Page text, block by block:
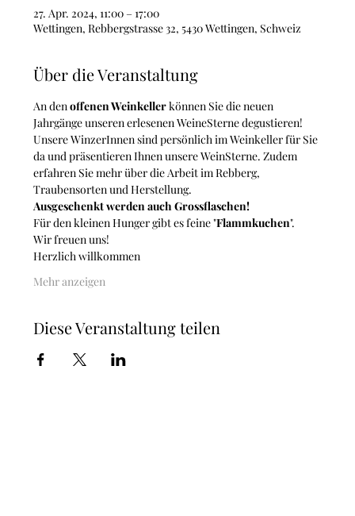
27. Apr. 2024, 11:00 – 17:00
Wettingen, Rebbergstrasse 32, 5430 Wettingen, Schweiz
Über die Veranstaltung
An den offenen Weinkeller können Sie die neuen
Jahrgänge unseren erlesenen WeineSterne degustieren!
Unsere WinzerInnen sind persönlich im Weinkeller für Sie
da und präsentieren Ihnen unsere WeinSterne. Zudem
erfahren Sie mehr über die Arbeit im Rebberg,
Traubensorten und Herstellung.
Ausgeschenkt werden auch Grossflaschen!
Für den kleinen Hunger gibt es feine "Flammkuchen".
Wir freuen uns!
Herzlich willkommen
Mehr anzeigen
Diese Veranstaltung teilen